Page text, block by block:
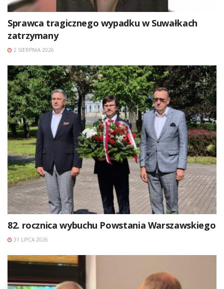
Sprawca tragicznego wypadku w Suwałkach
zatrzymany
2 SIERPNIA 2026
82. rocznica wybuchu Powstania Warszawskiego
31 LIPCA 2026